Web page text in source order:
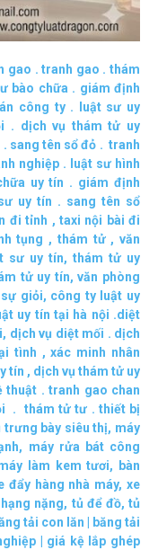
gao .tranh gao .thám
bào chữa . giám định
công ty.
luật sư uy
. dịch vụ thám tử uy
. sang tên sổ đỏ .tranh
nghiệp.
luật sư hình
uy tín . giám định
uy tín . sang tên sổ
đi tỉnh , taxi nội bài đi
tụng , thám tử,văn
sư uy tín,thám tử uy
tử uy tín,văn phòng
giỏi, công ty luật uy
uy tín tại hà nội .diệt
, dịch vụ diệt mối . dịch
tình ,xác minh nhân
tín , dịch vụ thám tử uy
thuật . tranh gao chan
. thám tử tư . thiết bị
trưng bày siêu thị, máy
, máy rửa bát công
làm kem tươi, bàn
đẩy hàng nhà máy,xe
hạng nặng, tủ để đồ,tủ
tải con lăn
băng tải
| giá kệ lắp ghép